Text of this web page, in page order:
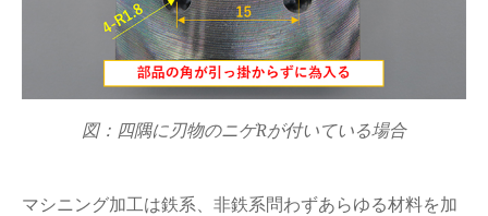
図：四隅に刃物のニゲRが付いている場合
マシニング加工は鉄系、非鉄系問わずあらゆる材料を加